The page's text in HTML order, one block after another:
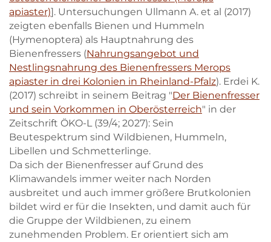
apiaster)]. Untersuchungen Ullmann A. et al (2017)
zeigten ebenfalls Bienen und Hummeln
(Hymenoptera) als Hauptnahrung des
Bienenfressers (Nahrungsangebot und
Nestlingsnahrung des Bienenfressers Merops
apiaster in drei Kolonien in Rheinland-Pfalz). Erdei K.
(2017) schreibt in seinem Beitrag "Der Bienenfresser
und sein Vorkommen in Oberösterreich" in der
Zeitschrift ÖKO-L (39/4; 2027): Sein
Beutespektrum sind Wildbienen, Hummeln,
Libellen und Schmetterlinge.
Da sich der Bienenfresser auf Grund des
Klimawandels immer weiter nach Norden
ausbreitet und auch immer größere Brutkolonien
bildet wird er für die Insekten, und damit auch für
die Gruppe der Wildbienen, zu einem
zunehmenden Problem. Er orientiert sich am